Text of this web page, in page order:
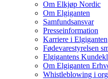
Om Elkjøp Nordic
Om Elgiganten
Samfundsansvar
Presseinformation
Karriere i Elgiganten
Fødevarestyrelsen
Elgigantens
Om Elgiganten
Whistleblowing i